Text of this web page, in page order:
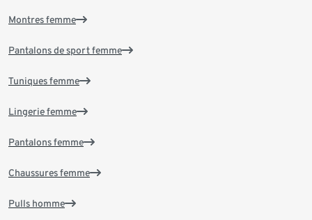
Montres femme
Pantalons de sport femme
Tuniques femme
Lingerie femme
Pantalons femme
Chaussures femme
Pulls homme